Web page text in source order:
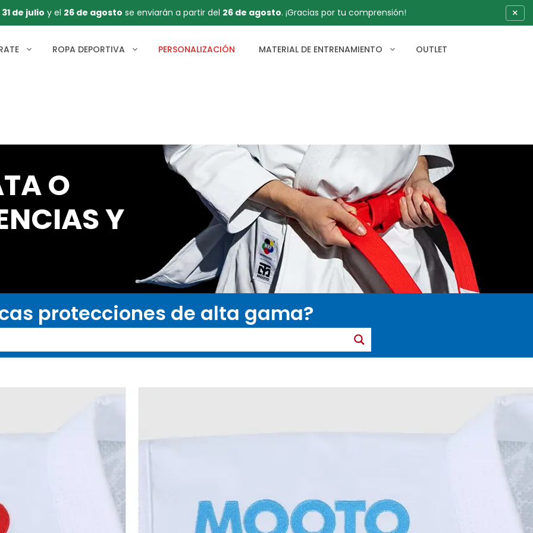
31 de julio y el 26 de agosto se enviarán a partir del 26 de agosto. ¡Gracias por tu comprensión! ×
ROPA DEPORTIVA PERSONALIZACIÓN MATERIAL DE ENTRENAMIENTO OUTLET
O
Y
protecciones de alta gama?